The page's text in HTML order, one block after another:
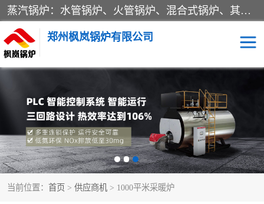
蒸汽锅炉：水管锅炉、火管锅炉、混合式锅炉、其他蒸汽锅炉； 热水锅炉：家用型集中供暖用热水锅炉、其他热水锅炉； 有机热载体锅炉； 船用蒸汽锅炉； （锅炉用辅助设备及装置）蒸汽冷凝器：表面冷凝器、混合式冷凝器、空冷式冷凝器、其他蒸汽冷凝器； 锅炉用辅助设备：节热器、蒸汽收集器、蓄能器、烟垢清除器、气体回收器、泥渣刮除器、空气预热器、其他锅炉用辅助设备；
郑州枫岚锅炉有限公司
当前位置： 首页 > 供应商机 > 1000平米采暖炉